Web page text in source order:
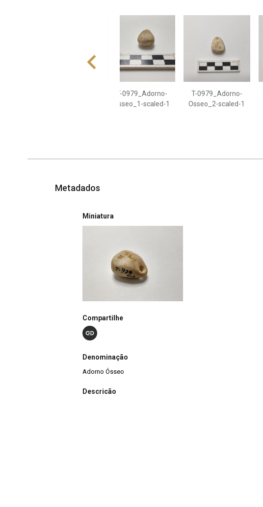
T-0979_Adorno-
Osseo_1-scaled-1
T-0979_Adorno-
Osseo_2-scaled-1
Metadados
Miniatura
Compartilhe
Denominação
Adorno Ósseo
Descrição